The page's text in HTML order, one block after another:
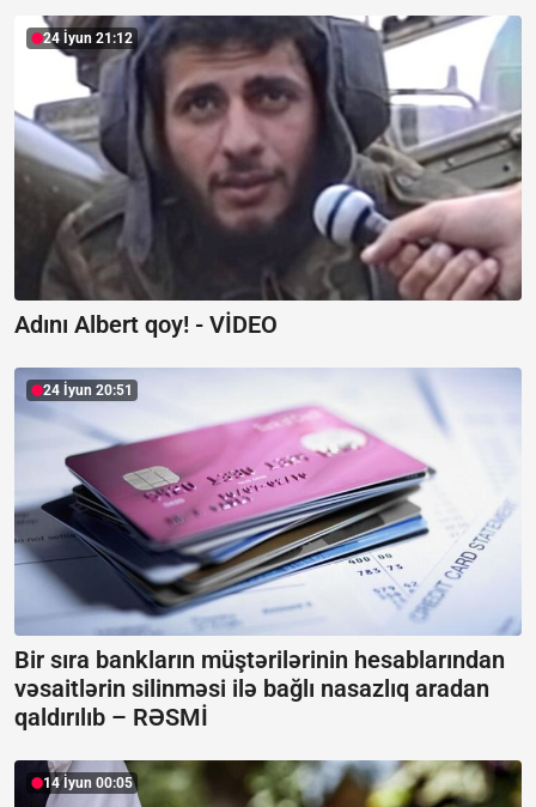
24 İyun 21:12
Adını Albert qoy! - VİDEO
24 İyun 20:51
Bir sıra bankların müştərilərinin hesablarından
vəsaitlərin silinməsi ilə bağlı nasazlıq aradan
qaldırılıb – RƏSMİ
14 İyun 00:05